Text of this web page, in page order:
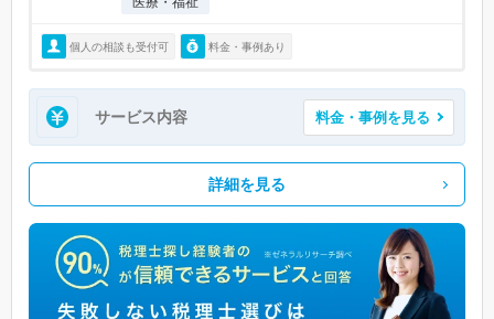
個人の相談も受付可 料金・事例あり
サービス内容 料金・事例を見る
詳細を見る